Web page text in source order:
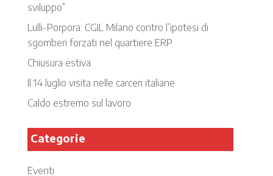
sviluppo”
Lulli-Porpora: CGIL Milano contro l’ipotesi di
sgomberi forzati nel quartiere ERP
Chiusura estiva
Il 14 luglio visita nelle carceri italiane
Caldo estremo sul lavoro
Categorie
Eventi